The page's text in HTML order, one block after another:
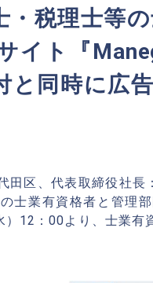
・税理士等
イト『
と同時に広
田区、代表取締役社
士業有資格者と管理
12：00より、士業